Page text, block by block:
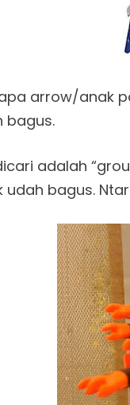
arrow/anak
bagus.
adalah
bagus.